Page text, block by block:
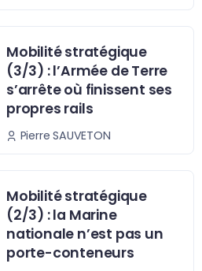
Mobilité stratégique
(3/3) : l’Armée de Terre
s’arrête où finissent ses
propres rails
Pierre SAUVETON
Mobilité stratégique
(2/3) : la Marine
nationale n’est pas un
porte-conteneurs